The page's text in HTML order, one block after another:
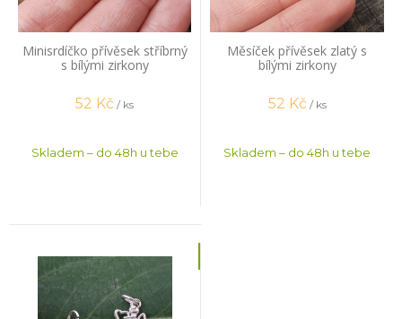
Minisrdíčko přívěsek stříbrný
s bílými zirkony
52 Kč / ks
Skladem – do 48h u tebe
Měsíček přívěsek zlatý s
bílými zirkony
52 Kč / ks
Skladem – do 48h u tebe